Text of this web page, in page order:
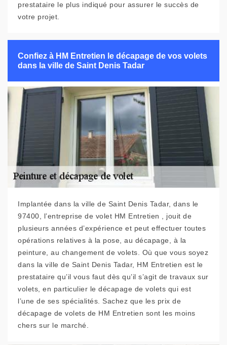
prestataire le plus indiqué pour assurer le succès de
votre projet.
Confiez à HM Entretien le décapage de vos volets
dans la ville de Saint Denis Tadar
Implantée dans la ville de Saint Denis Tadar, dans le
97400, l’entreprise de volet HM Entretien , jouit de
plusieurs années d’expérience et peut effectuer toutes
opérations relatives à la pose, au décapage, à la
peinture, au changement de volets. Où que vous soyez
dans la ville de Saint Denis Tadar, HM Entretien est le
prestataire qu’il vous faut dès qu’il s’agit de travaux sur
volets, en particulier le décapage de volets qui est
l’une de ses spécialités. Sachez que les prix de
décapage de volets de HM Entretien sont les moins
chers sur le marché.